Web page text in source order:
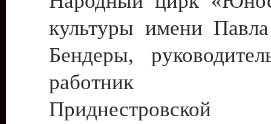
культуры имени
Бендеры,
работник
Приднестровской